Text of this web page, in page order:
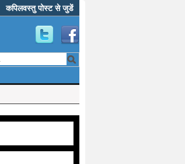
कपिलवस्तु पोस्ट से जुडें